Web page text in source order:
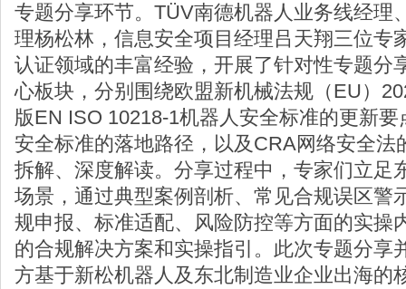
专题分享环节。TÜV南德机器人业务线经理
理杨松林，信息安全项目经理吕天翔三位专
认证领域的丰富经验，开展了针对性专题分
心板块，分别围绕欧盟新机械法规（EU）
版EN ISO 10218-1机器人安全标准的更新
安全标准的落地路径，以及CRA网络安全法
拆解、深度解读。分享过程中，专家们立足
场景，通过典型案例剖析、常见合规误区警
规申报、标准适配、风险防控等方面的实操
的合规解决方案和实操指引。此次专题分享
方基于新松机器人及东北制造业企业出海的